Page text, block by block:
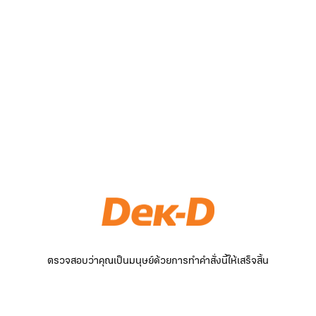
ตรวจสอบว่าคุณเป็นมนุษย์ด้วยการทำคำสั่งนี้ให้เสร็จสิ้น